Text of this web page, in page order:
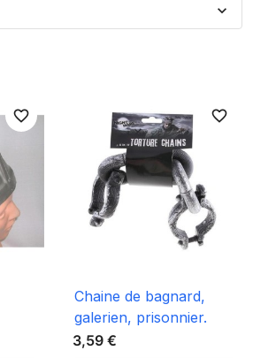
expand_more
favorite_border favorite_border
Chaine de bagnard,
galerien, prisonnier.
3,59 €